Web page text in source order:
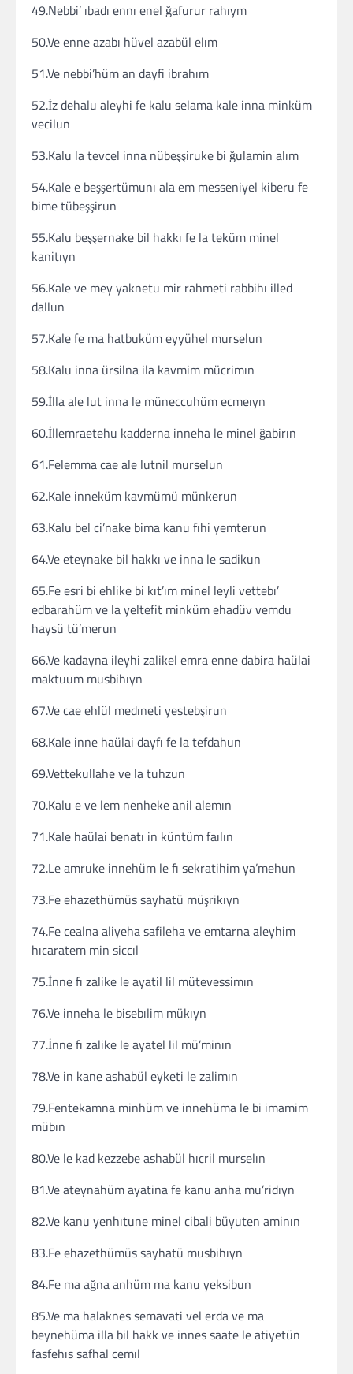
49.Nebbi’ ıbadı ennı enel ğafurur rahıym
50.Ve enne azabı hüvel azabül elım
51.Ve nebbi’hüm an dayfi ibrahım
52.İz dehalu aleyhi fe kalu selama kale inna minküm
vecilun
53.Kalu la tevcel inna nübeşşiruke bi ğulamin alım
54.Kale e beşşertümunı ala em messeniyel kiberu fe
bime tübeşşirun
55.Kalu beşşernake bil hakkı fe la teküm minel
kanitıyn
56.Kale ve mey yaknetu mir rahmeti rabbihı illed
dallun
57.Kale fe ma hatbuküm eyyühel murselun
58.Kalu inna ürsilna ila kavmim mücrimın
59.İlla ale lut inna le müneccuhüm ecmeıyn
60.İllemraetehu kadderna inneha le minel ğabirın
61.Felemma cae ale lutnil murselun
62.Kale inneküm kavmümü münkerun
63.Kalu bel ci’nake bima kanu fıhi yemterun
64.Ve eteynake bil hakkı ve inna le sadikun
65.Fe esri bi ehlike bi kıt’ım minel leyli vettebı’
edbarahüm ve la yeltefit minküm ehadüv vemdu
haysü tü’merun
66.Ve kadayna ileyhi zalikel emra enne dabira haülai
maktuum musbihıyn
67.Ve cae ehlül medıneti yestebşirun
68.Kale inne haülai dayfı fe la tefdahun
69.Vettekullahe ve la tuhzun
70.Kalu e ve lem nenheke anil alemın
71.Kale haülai benatı in küntüm faılın
72.Le amruke innehüm le fı sekratihim ya’mehun
73.Fe ehazethümüs sayhatü müşrikıyn
74.Fe cealna aliyeha safileha ve emtarna aleyhim
hıcaratem min siccıl
75.İnne fı zalike le ayatil lil mütevessimın
76.Ve inneha le bisebılim mükıyn
77.İnne fı zalike le ayatel lil mü’minın
78.Ve in kane ashabül eyketi le zalimın
79.Fentekamna minhüm ve innehüma le bi imamim
mübın
80.Ve le kad kezzebe ashabül hıcril murselın
81.Ve ateynahüm ayatina fe kanu anha mu’ridıyn
82.Ve kanu yenhıtune minel cibali büyuten aminın
83.Fe ehazethümüs sayhatü musbihıyn
84.Fe ma ağna anhüm ma kanu yeksibun
85.Ve ma halaknes semavati vel erda ve ma
beynehüma illa bil hakk ve innes saate le atiyetün
fasfehıs safhal cemıl